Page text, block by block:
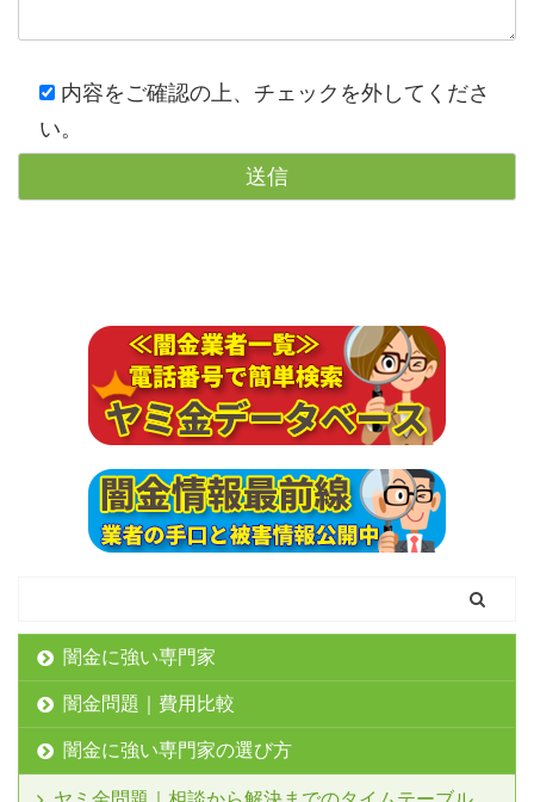
内容をご確認の上、チェックを外してくださ
い。
闇金に強い専門家
闇金問題｜費用比較
闇金に強い専門家の選び方